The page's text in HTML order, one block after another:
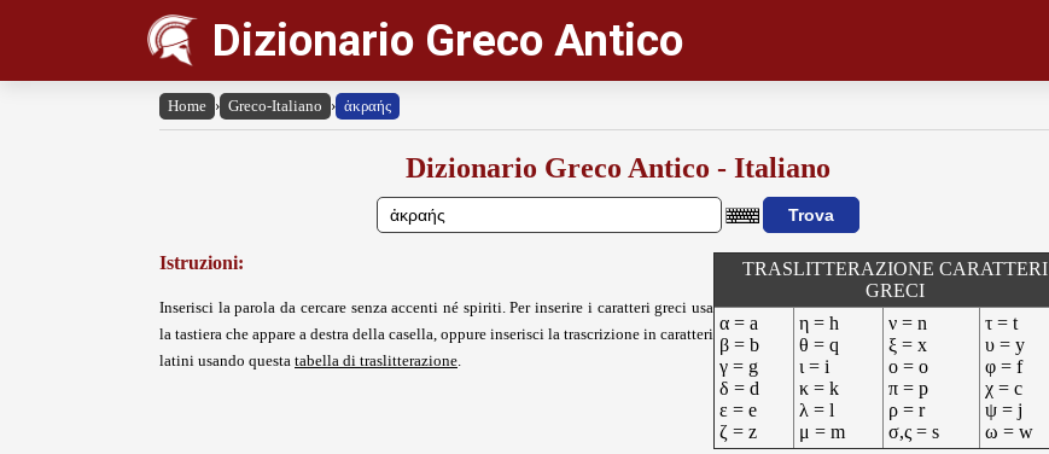
Dizionario Greco Antico
Home › Greco-Italiano › ἀκραής
Dizionario Greco Antico - Italiano
Istruzioni:
Inserisci la parola da cercare senza accenti né spiriti. Per inserire i caratteri greci usa
la tastiera che appare a destra della casella, oppure inserisci la trascrizione in caratteri
latini usando questa tabella di traslitterazione.
TRASLITTERAZIONE CARATTERI
GRECI
α = a
β = b
γ = g
δ = d
ε = e
ζ = z
η = h
θ = q
ι = i
κ = k
λ = l
μ = m
ν = n
ξ = x
ο = o
π = p
ρ = r
σ,ς = s
τ = t
υ = y
φ = f
χ = c
ψ = j
ω = w